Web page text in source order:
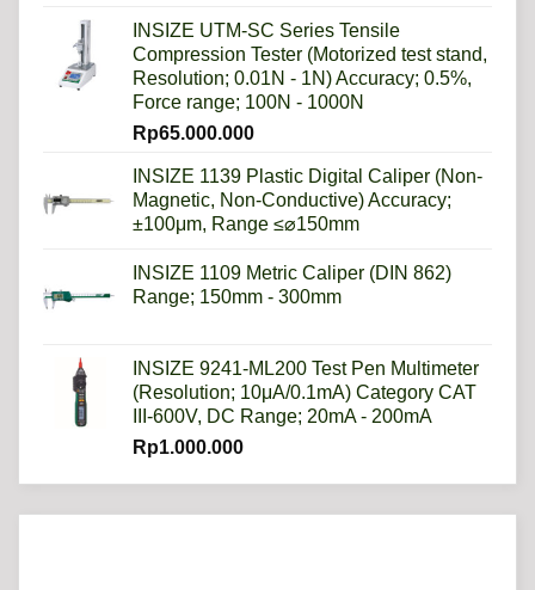
INSIZE UTM-SC Series Tensile
Compression Tester (Motorized test stand,
Resolution; 0.01N - 1N) Accuracy; 0.5%,
Force range; 100N - 1000N
Rp65.000.000
INSIZE 1139 Plastic Digital Caliper (Non-
Magnetic, Non-Conductive) Accuracy;
±100μm, Range ≤⌀150mm
INSIZE 1109 Metric Caliper (DIN 862)
Range; 150mm - 300mm
INSIZE 9241-ML200 Test Pen Multimeter
(Resolution; 10μA/0.1mA) Category CAT
III-600V, DC Range; 20mA - 200mA
Rp1.000.000